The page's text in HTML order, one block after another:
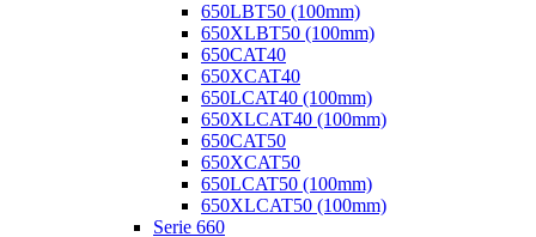
650LBT50 (100mm)
650XLBT50 (100mm)
650CAT40
650XCAT40
650LCAT40 (100mm)
650XLCAT40 (100mm)
650CAT50
650XCAT50
650LCAT50 (100mm)
650XLCAT50 (100mm)
Serie 660